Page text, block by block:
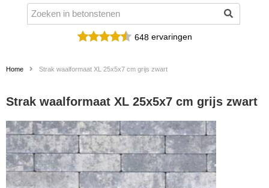
648ervaringen
Home Strak waalformaat XL 25x5x7 cm grijs zwart
Strak waalformaat XL 25x5x7 cm grijs zwart